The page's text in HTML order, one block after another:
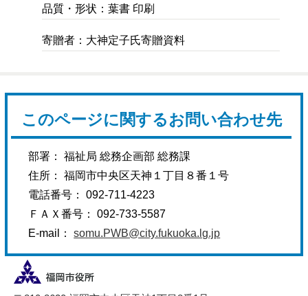
品質・形状：葉書 印刷
寄贈者：大神定子氏寄贈資料
このページに関するお問い合わせ先
部署： 福祉局 総務企画部 総務課
住所： 福岡市中央区天神１丁目８番１号
電話番号： 092-711-4223
ＦＡＸ番号： 092-733-5587
E-mail：somu.PWB@city.fukuoka.lg.jp